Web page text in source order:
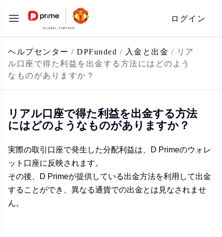
ン
テ
ン
ツ
へ
ッ
ログイン
ヘルプセンター / DPFunded / 入金と出金 / リア
ル口座で得た利益を出金する方法にはどのよう
なものがありますか？
リアル口座で得た利益を出金する方法
にはどのようなものがありますか？
実際の取引口座で発生した分配利益は、D Primeのウォレ
ット口座に反映されます。
その後、D Primeが提供している出金方法を利用して出金
することができ、異なる通貨での出金とは見なされませ
ん。